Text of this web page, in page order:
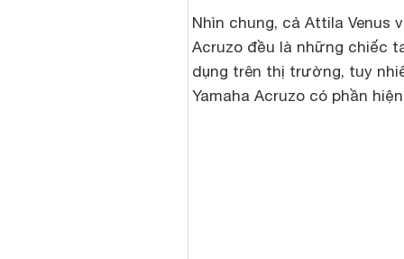
Nhìn chung, cả Attila Venus
Acruzo đều là những chiếc
dụng trên thị trường, tuy
Yamaha Acruzo có phần